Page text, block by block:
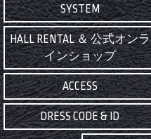
SYSTEM
HALL RENTAL ＆ 公式オンラ
インショップ
ACCESS
DRESS CODE & ID